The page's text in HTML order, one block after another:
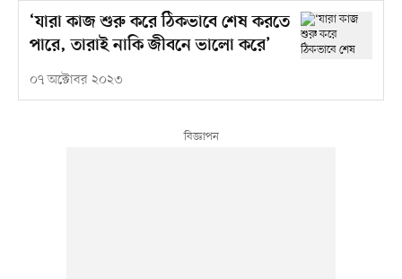
‘যারা কাজ শুরু করে ঠিকভাবে শেষ করতে
পারে, তারাই নাকি জীবনে ভালো করে’
০৭ অক্টোবর ২০২৩